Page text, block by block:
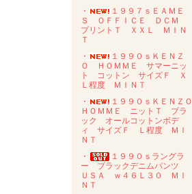
・
１９９７ｓＥＡＭＥ
Ｓ ＯＦＦＩＣＥ ＤＣＭ
プリントＴ ＸＸＬ ＭＩＮ
Ｔ
・
１９９０ｓＫＥＮＺ
Ｏ ＨＯＭＭＥ サマーニッ
ト コットン サイズＦ Ｘ
Ｌ程度 ＭＩＮＴ
・
１９９０ｓＫＥＮＺＯ
ＨＯＭＭＥ ニットＴ ブラ
ック オールコットンボデ
ィ サイズＦ Ｌ程度 ＭＩ
ＮＴ
・
１９９０ｓラングラ
ー ブラックデニムパンツ
ＵＳＡ ｗ４６Ｌ３０ ＭＩ
ＮＴ